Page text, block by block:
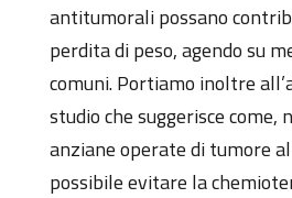
antitumorali possano
perdita di peso, agendo su
comuni. Portiamo inoltre
studio che suggerisce come,
anziane operate di tumore
possibile evitare la